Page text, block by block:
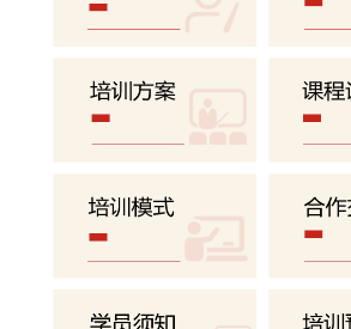
顶工程询价公告
网络党课录制询价结果公告
移服务项目第三方软件测评...